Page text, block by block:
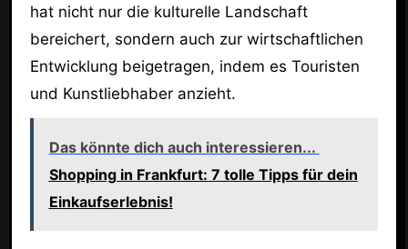
hat nicht nur die kulturelle Landschaft
bereichert, sondern auch zur wirtschaftlichen
Entwicklung beigetragen, indem es Touristen
und Kunstliebhaber anzieht.
Das könnte dich auch interessieren...
Shopping in Frankfurt: 7 tolle Tipps für dein
Einkaufserlebnis!